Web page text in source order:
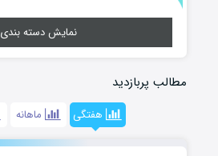
نمایش دسته بندی
مطالب پربازدید
هفتگی ماهانه